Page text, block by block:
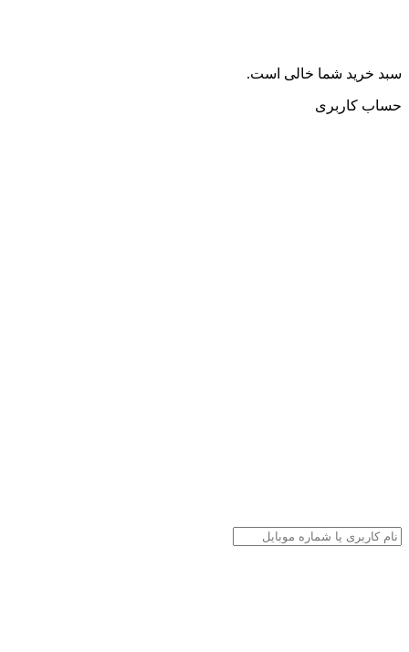
سبد خرید شما خالی است.
حساب کاربری